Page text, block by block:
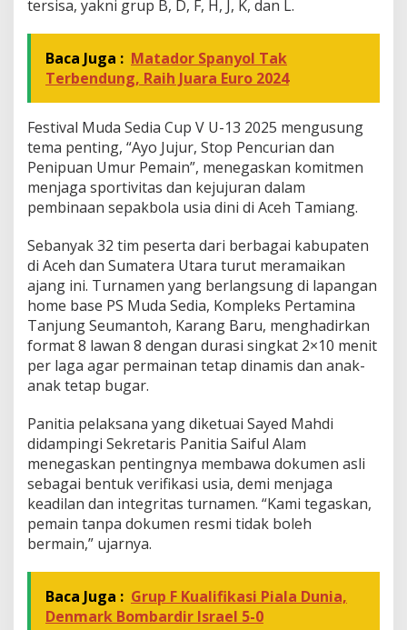
b
k
2
4
B
e
s
a
r
tersisa, yakni grup B, D, F, H, J, K, dan L.
Baca Juga : Matador Spanyol Tak
Terbendung, Raih Juara Euro 2024
Festival Muda Sedia Cup V U-13 2025 mengusung
tema penting, “Ayo Jujur, Stop Pencurian dan
Penipuan Umur Pemain”, menegaskan komitmen
menjaga sportivitas dan kejujuran dalam
pembinaan sepakbola usia dini di Aceh Tamiang.
Sebanyak 32 tim peserta dari berbagai kabupaten
di Aceh dan Sumatera Utara turut meramaikan
ajang ini. Turnamen yang berlangsung di lapangan
home base PS Muda Sedia, Kompleks Pertamina
Tanjung Seumantoh, Karang Baru, menghadirkan
format 8 lawan 8 dengan durasi singkat 2×10 menit
per laga agar permainan tetap dinamis dan anak-
anak tetap bugar.
Panitia pelaksana yang diketuai Sayed Mahdi
didampingi Sekretaris Panitia Saiful Alam
menegaskan pentingnya membawa dokumen asli
sebagai bentuk verifikasi usia, demi menjaga
keadilan dan integritas turnamen. “Kami tegaskan,
pemain tanpa dokumen resmi tidak boleh
bermain,” ujarnya.
Baca Juga : Grup F Kualifikasi Piala Dunia,
Denmark Bombardir Israel 5-0